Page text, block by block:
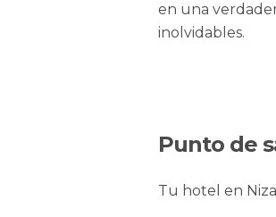
en una
inolvidables.
Punto de
Tu hotel en Niza